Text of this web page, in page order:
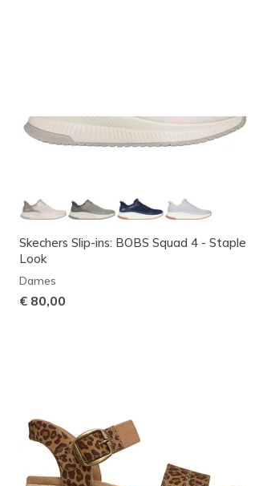
Skechers Slip-ins: BOBS Squad 4 - Staple
Look
Dames
€ 80,00